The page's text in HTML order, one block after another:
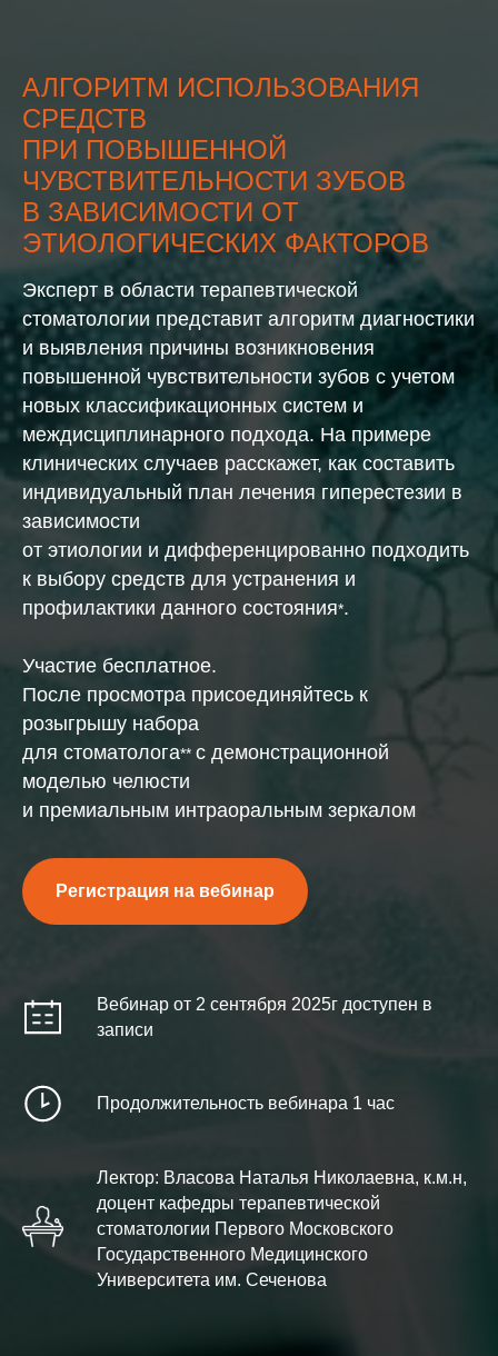
АЛГОРИТМ ИСПОЛЬЗОВАНИЯ
СРЕДСТВ
ПРИ ПОВЫШЕННОЙ
ЧУВСТВИТЕЛЬНОСТИ ЗУБОВ
В ЗАВИСИМОСТИ ОТ
ЭТИОЛОГИЧЕСКИХ ФАКТОРОВ
Эксперт в области терапевтической
стоматологии представит алгоритм диагностики
и выявления причины возникновения
повышенной чувствительности зубов с учетом
новых классификационных систем и
междисциплинарного подхода. На примере
клинических случаев расскажет, как составить
индивидуальный план лечения гиперестезии в
зависимости
от этиологии и дифференцированно подходить
к выбору средств для устранения и
профилактики данного состояния*.
Участие бесплатное.
После просмотра присоединяйтесь к
розыгрышу набора
для стоматолога** с демонстрационной
моделью челюсти
и премиальным интраоральным зеркалом
Регистрация на вебинар
Вебинар от 2 сентября 2025г доступен в
записи
Продолжительность вебинара 1 час
Лектор: Власова Наталья Николаевна, к.м.н,
доцент кафедры терапевтической
стоматологии Первого Московского
Государственного Медицинского
Университета им. Сеченова